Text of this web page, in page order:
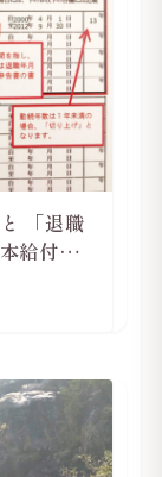
「退職
給付金